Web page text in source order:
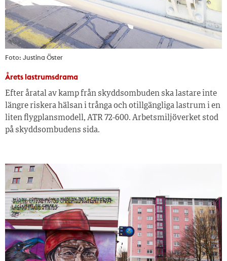
Foto: Justina Öster
Årets lastrumsdrama
Efter åratal av kamp från skyddsombuden ska lastare inte
längre riskera hälsan i trånga och otillgängliga lastrum i en
liten flygplansmodell, ATR 72-600. Arbetsmiljöverket stod
på skyddsombudens sida.